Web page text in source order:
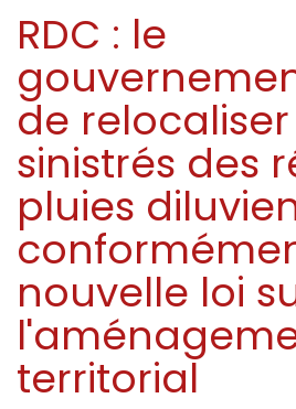
RDC : le
de
sinistrés des
pluies
nouvelle loi
territorial